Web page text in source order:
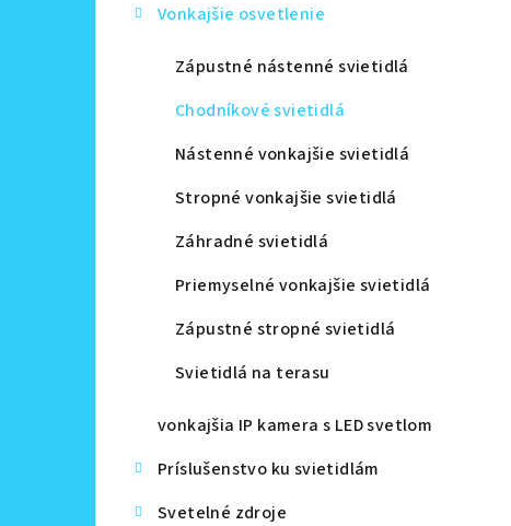
Vonkajšie osvetlenie
Zápustné nástenné svietidlá
Chodníkové svietidlá
Nástenné vonkajšie svietidlá
Stropné vonkajšie svietidlá
Záhradné svietidlá
Priemyselné vonkajšie svietidlá
Zápustné stropné svietidlá
Svietidlá na terasu
vonkajšia IP kamera s LED svetlom
Príslušenstvo ku svietidlám
Svetelné zdroje